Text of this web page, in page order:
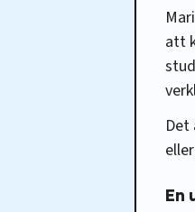
att
Det
En